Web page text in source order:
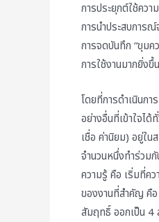
การประยุกต์ใช้ควา
การนำประสบการณ์
การจดบันทึก “ขุมค
การใช้งานมากยิ่งขึ้น
โดยที่การดำเนินก
อย่างอื่นที่เข้าใจไ
เชื่อ ค่านิยม) อยู่ใ
จำนวนหนึ่งทำร่วมกั
ความรู้ คือ เริ่มที่ค
ของงานที่สำคัญ คื
สัมฤทธิ์ ออกเป็น 4